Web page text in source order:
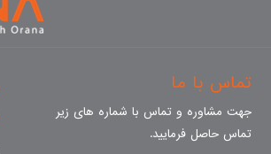
تماس با ما
جهت مشاوره و تماس با شماره های زیر
تماس حاصل فرمایید.